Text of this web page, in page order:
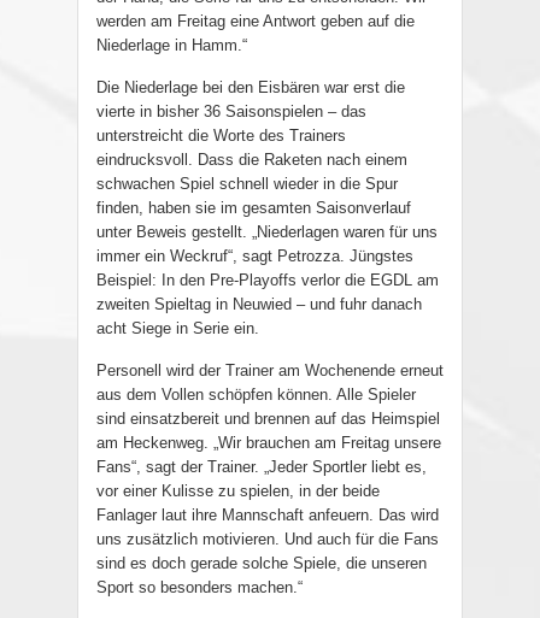
werden am Freitag eine Antwort geben auf die
Niederlage in Hamm.“
Die Niederlage bei den Eisbären war erst die
vierte in bisher 36 Saisonspielen – das
unterstreicht die Worte des Trainers
eindrucksvoll. Dass die Raketen nach einem
schwachen Spiel schnell wieder in die Spur
finden, haben sie im gesamten Saisonverlauf
unter Beweis gestellt. „Niederlagen waren für uns
immer ein Weckruf“, sagt Petrozza. Jüngstes
Beispiel: In den Pre-Playoffs verlor die EGDL am
zweiten Spieltag in Neuwied – und fuhr danach
acht Siege in Serie ein.
Personell wird der Trainer am Wochenende erneut
aus dem Vollen schöpfen können. Alle Spieler
sind einsatzbereit und brennen auf das Heimspiel
am Heckenweg. „Wir brauchen am Freitag unsere
Fans“, sagt der Trainer. „Jeder Sportler liebt es,
vor einer Kulisse zu spielen, in der beide
Fanlager laut ihre Mannschaft anfeuern. Das wird
uns zusätzlich motivieren. Und auch für die Fans
sind es doch gerade solche Spiele, die unseren
Sport so besonders machen.“